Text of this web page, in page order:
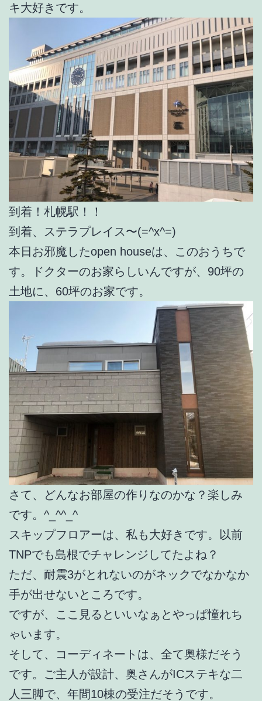
キ大好きです。
到着！札幌駅！！
到着、ステラプレイス〜(=^x^=)
本日お邪魔したopen houseは、このおうちで
す。ドクターのお家らしいんですが、90坪の
土地に、60坪のお家です。
さて、どんなお部屋の作りなのかな？楽しみ
です。^_^^_^
スキップフロアーは、私も大好きです。以前
TNPでも島根でチャレンジしてたよね？
ただ、耐震3がとれないのがネックでなかなか
手が出せないところです。
ですが、ここ見るといいなぁとやっぱ憧れち
ゃいます。
そして、コーディネートは、全て奥様だそう
です。ご主人が設計、奥さんがICステキな二
人三脚で、年間10棟の受注だそうです。